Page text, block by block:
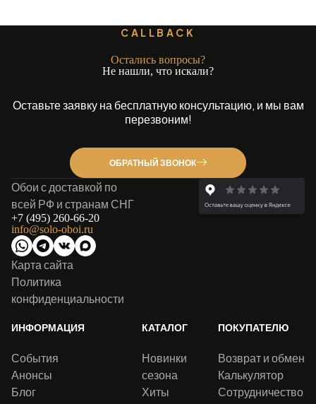
CALLBACK
Остались вопросы?
Не нашли, что искали?
Оставьте заявку на бесплатную консультацию, и мы вам
перезвоним!
ОБРАТНЫЙ ЗВОНОК
Обои с доставкой по
всей РФ и странам СНГ
+7 (495) 260-66-20
info@solo-oboi.ru
Карта сайта
Политика
конфиденциальности
ИНФОРМАЦИЯ
События
Анонсы
Блог
КАТАЛОГ
Новинки
сезона
Хиты
ПОКУПАТЕЛЮ
Возврат и обмен
Калькулятор
Сотрудничество